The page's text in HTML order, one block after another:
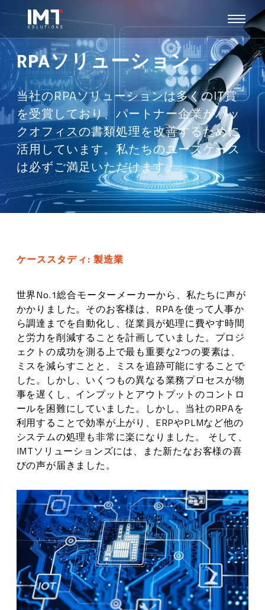
RPAソリューション
当社のRPAソリューションは多くのIT賞
を受賞しており、パートナー企業がバッ
クオフィスの書類処理を改善するために
活用しています。私たちのユースケース
は必ずご満足いただけます。
ケーススタディ: 製造業
世界No.1総合モーターメーカーから、私たちに声が
かかりました。そのお客様は、RPAを使って人事か
ら調達までを自動化し、従業員が処理に費やす時間
と労力を削減することを計画していました。プロジ
ェクトの成功を測る上で最も重要な2つの要素は、
ミスを減らすことと、ミスを追跡可能にすることで
した。しかし、いくつもの異なる業務プロセスが物
事を遅くし、インプットとアウトプットのコントロ
ールを困難にしていました。しかし、当社のRPAを
利用することで効率が上がり、ERPやPLMなど他の
システムの処理も非常に楽になりました。 そして、
IMTソリューションズには、また新たなお客様の喜
びの声が届きました。